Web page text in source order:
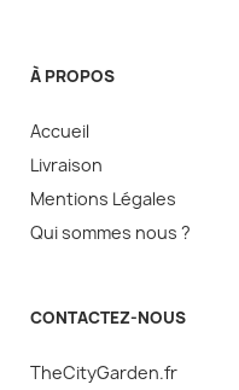
À PROPOS
Accueil
Livraison
Mentions Légales
Qui sommes nous ?
CONTACTEZ-NOUS
TheCityGarden.fr